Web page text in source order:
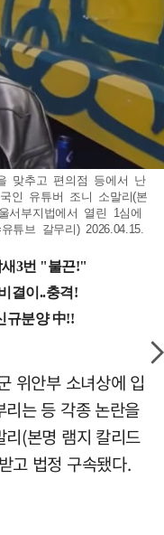
맞추고 편의점 등에서 난
인 유튜버 조니 소말리(본
서부지법에서 열린 1심에
튜브 갈무리) 2026.04.15.
위안부 소녀상에 입
는 등 각종 논란을
(본명 램지 칼리드
고 법정 구속됐다.